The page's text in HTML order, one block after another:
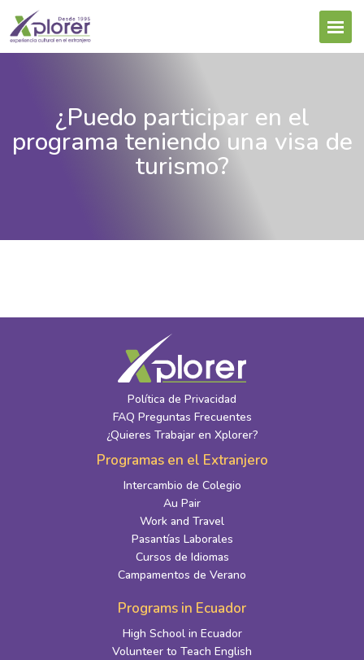
¿Puedo participar en el
programa teniendo una visa de
turismo?
Política de Privacidad
FAQ Preguntas Frecuentes
¿Quieres Trabajar en Xplorer?
Programas en el Extranjero
Intercambio de Colegio
Au Pair
Work and Travel
Pasantías Laborales
Cursos de Idiomas
Campamentos de Verano
Programs in Ecuador
High School in Ecuador
Volunteer to Teach English